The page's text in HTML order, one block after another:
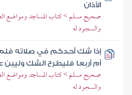
الأذان
صحيح مسلم > كتاب المساجد ومواضع
والسجود له
إذا شك أحدكم في صلاته
أم أربعا فليطرح الشك
صحيح مسلم > كتاب المساجد ومواضع
والسجود له